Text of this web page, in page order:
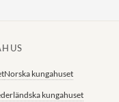
Norska kungahuset
kungahuset